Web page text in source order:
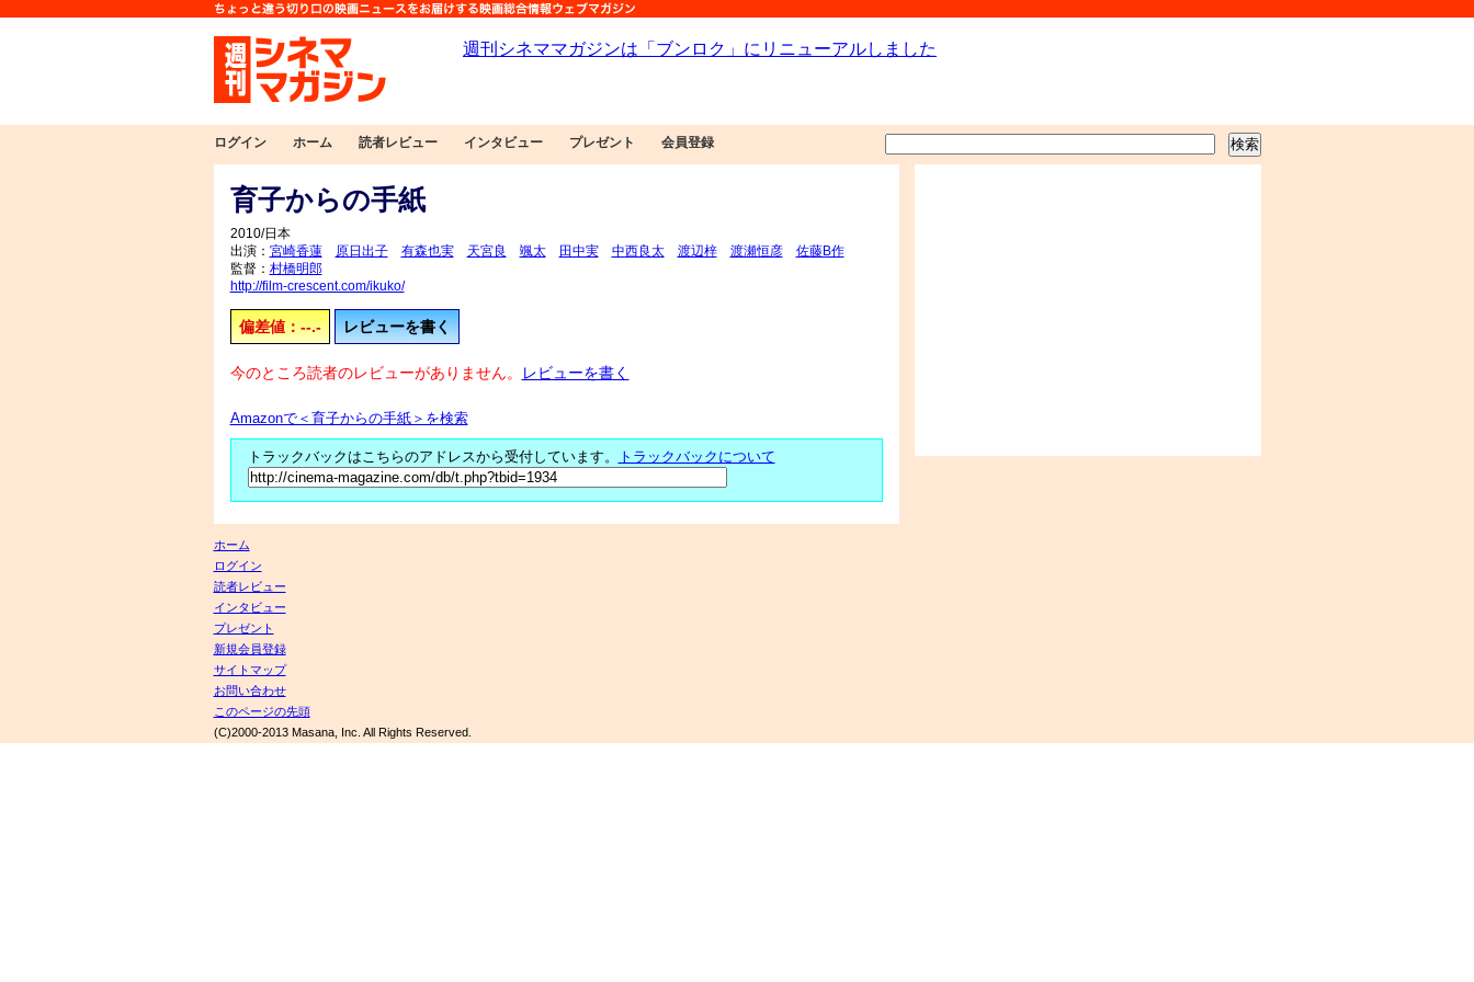
ログイン ホーム 読者レビュー インタビュー プレゼント 会員登録
育子からの手紙
2010/日本
出演： 宮崎香蓮 原日出子 有森也実 天宮良 颯太 田中実 中西良太 渡辺梓 渡瀬恒彦
佐藤B作
監督： 村橋明郎
http://film-crescent.com/ikuko/
偏差値：--.- レビューを書く
今のところ読者のレビューがありません。 レビューを書く
Amazonで＜育子からの手紙＞を検索
トラックバックはこちらのアドレスから受付しています。 トラックバックについて
ホーム
ログイン
読者レビュー
インタビュー
プレゼント
新規会員登録
サイトマップ
お問い合わせ
このページの先頭
(C)2000-2013 Masana, Inc. All Rights Reserved.